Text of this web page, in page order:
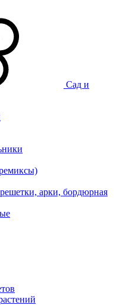
Сад и
арки, бордюрная